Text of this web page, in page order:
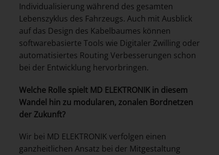
Individualisierung während des gesamten
Lebenszyklus des Fahrzeugs. Auch mit Ausblick
auf das Design des Kabelbaumes können
softwarebasierte Tools wie Digitaler Zwilling oder
automatisiertes Routing Verbesserungen schon
bei der Entwicklung hervorbringen.
Welche Rolle spielt MD ELEKTRONIK in diesem
Wandel hin zu modularen, zonalen Bordnetzen
der Zukunft?
Wir bei MD ELEKTRONIK verfolgen einen
ganzheitlichen Ansatz bei der Mitgestaltung